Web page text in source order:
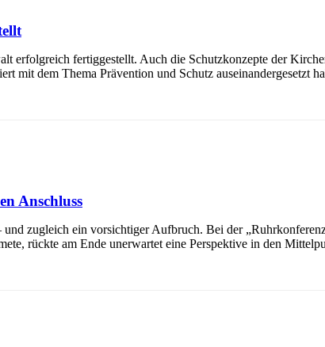
erfolgreich fertiggestellt. Auch die Schutzkonzepte der
mit dem Thema Prävention und Schutz auseinandergesetzt
Anschluss
zugleich ein vorsichtiger Aufbruch. Bei der
rückte am Ende unerwartet eine Perspektive in den